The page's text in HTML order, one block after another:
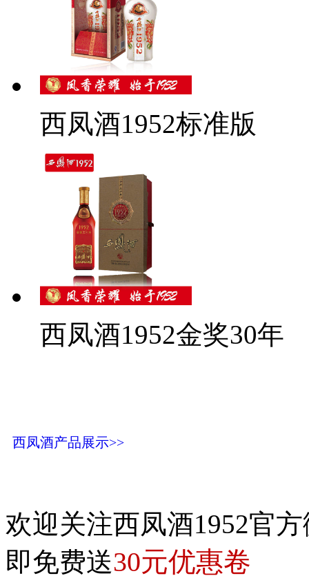
西凤酒1952标准版
西凤酒1952金奖30年
西凤酒产品展示>>
欢迎关注西凤酒1952官
即免费送30元优惠卷